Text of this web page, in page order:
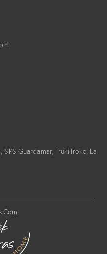
SPS Guardamar, TrukiTroke, La